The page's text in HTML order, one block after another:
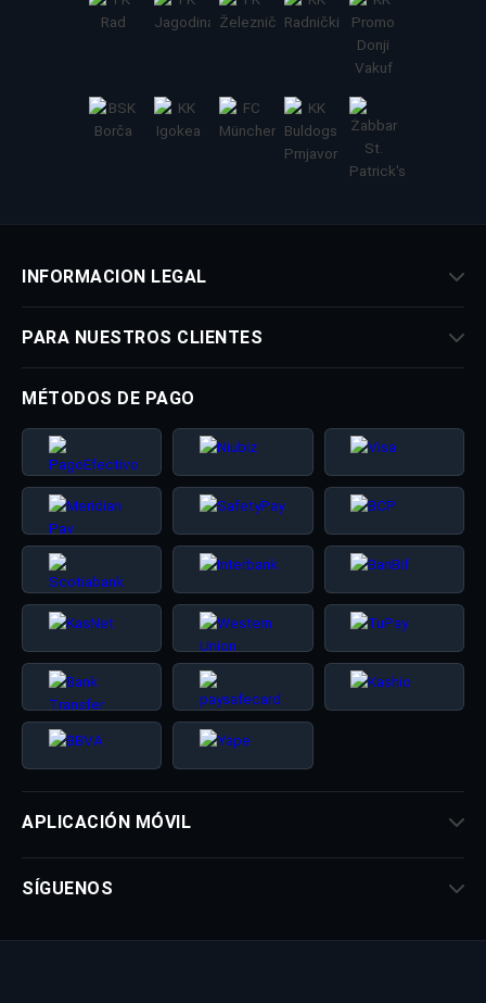
INFORMACION LEGAL
PARA NUESTROS CLIENTES
MÉTODOS DE PAGO
APLICACIÓN MÓVIL
SÍGUENOS